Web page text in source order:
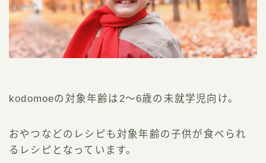
kodomoeの対象年齢は2～6歳の未就学児向け。
おやつなどのレシピも対象年齢の子供が食べられ
るレシピとなっています。